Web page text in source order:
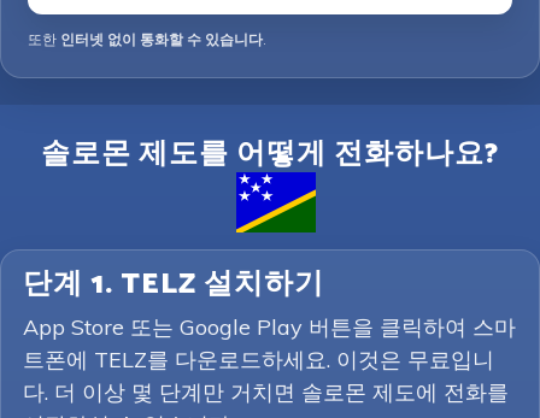
또한 인터넷 없이 통화할 수 있습니다.
솔로몬 제도를 어떻게 전화하나요?
단계 1. TELZ 설치하기
App Store 또는 Google Play 버튼을 클릭하여 스마
트폰에 TELZ를 다운로드하세요. 이것은 무료입니
다. 더 이상 몇 단계만 거치면 솔로몬 제도에 전화를